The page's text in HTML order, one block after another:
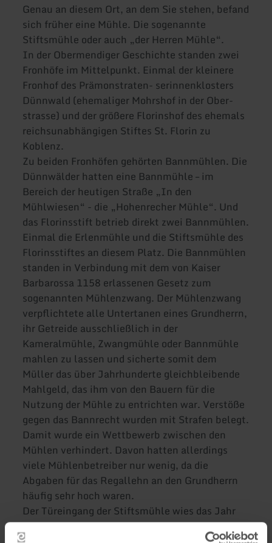
Genau an diesem Ort, an dem Sie stehen, befand
sich früher eine Mühle. Die sogenannte
Stiftsmühle oder auch „der Herren Mühle“.
In der Obermendiger Geschichte standen zwei
Fronhöfe im Mittelpunkt. Einmal der kleinere
Fronhof des Prämonstraten- serinnenklosters
Dünnwald (ehemaliger Mohrshof in der Ober-
strasse) und der größere Florinshof des ehemals
reichsunabhängigen Stiftes St. Florin zu
Koblenz.
Zu beiden Fronhöfen gehörten Bannmühlen. Die
Dünnwälder hatten eine Bannmühle – im
Bereich der heutigen Straße „In den
Mühlwiesen“ - die „Hohenrecher Mühle“. Und
das Florinsstift betrieb direkt zwei Bannmühlen.
Einmal die Erlenmühle und die Stiftsmühle des
Florinsstiftes an diesem Platz. Die Bannmühlen
standen in Verbindung mit dem von Kaiser
Barbarossa 1158 erlassenen Gesetz zum
sogenannten Mühlenzwang. Der Mühlenzwang
verpflichtete alle Untertanen eines Grundherrn,
ihr Getreide ausschließlich in der
Kameralmühle, Zwangmühle oder Bannmühle
mahlen zu lassen und sicherte somit dem
Müller das über Jahrhunderte gleichbleibende
Mahlgeld, das ihm von den Bauern für die
Nutzung der Mühle zu entrichten war. Verstöße
gegen das Bannrecht wurden mit Strafen belegt.
Damit wurde ein Wettbewerb zwischen den
Mühlen verhindert. Davon hatten allerdings
viele Mühlenbetreiber nur wenig, da die
Abgaben für das Regallehn an den Grundherrn
häufig sehr hoch waren.
Der Türeingang der Stiftsmühle wies das Jahr
1723 als Erbauungsjahr auf, jedoch weist uns